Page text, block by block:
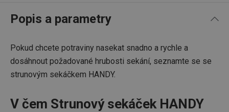
Popis a parametry
Pokud chcete potraviny nasekat snadno a rychle a
dosáhnout požadované hrubosti sekání, seznamte se se
strunovým sekáčkem HANDY.
V čem Strunový sekáček HANDY